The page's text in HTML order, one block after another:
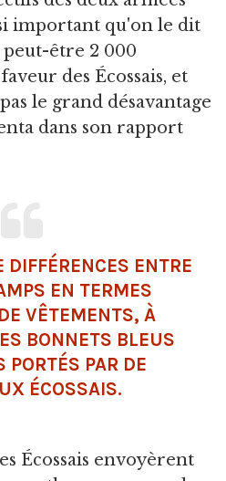
important qu'on le dit
être 2 000
des Écossais, et
le grand désavantage
dans son rapport
DIFFÉRENCES ENTRE
EN TERMES
VÊTEMENTS, À
BONNETS BLEUS
PORTÉS PAR DE
ÉCOSSAIS.
Écossais envoyèrent